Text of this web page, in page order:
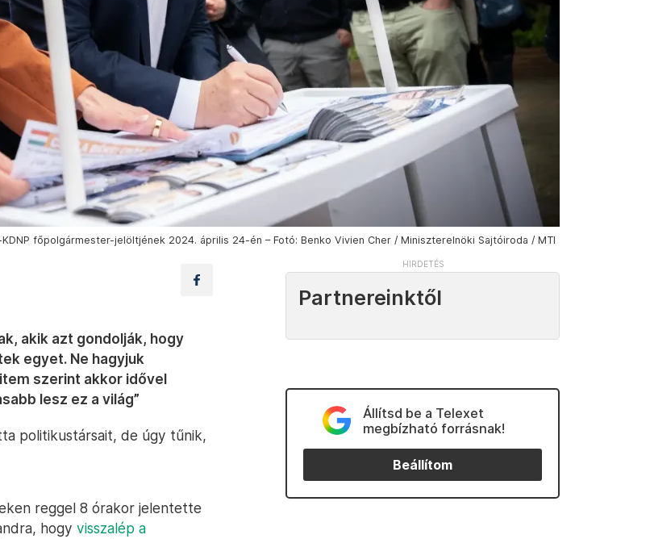
főpolgármester-jelöltjének 2024. április 24-én – Fotó: Benko Vivien Cher / Miniszterelnöki Sajtóiroda / MTI
akik azt gondolják, hogy
egyet. Ne hagyjuk
szerint akkor idővel
lesz ez a világ”
politikustársait, de úgy tűnik,
reggel 8 órakor jelentette
hogy visszalép a
Partnereinktől
Állítsd be a Telexet
megbízható forrásnak!
Beállítom